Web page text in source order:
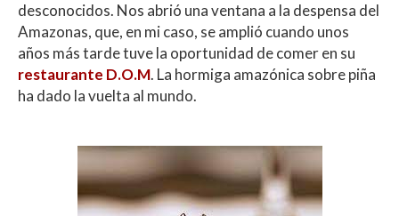
desconocidos. Nos abrió una ventana a la despensa del
Amazonas, que, en mi caso, se amplió cuando unos
años más tarde tuve la oportunidad de comer en su
restaurante D.O.M. La hormiga amazónica sobre piña
ha dado la vuelta al mundo.